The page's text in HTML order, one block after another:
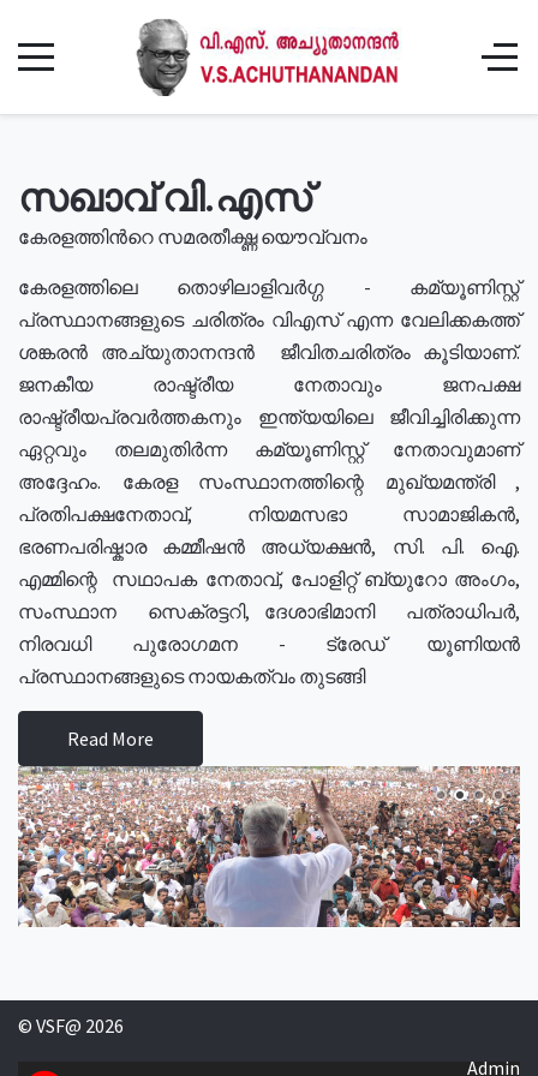
സഖാവ് വി.എസ്
കേരളത്തിൻറെ സമരതീക്ഷ്ണ യൌവ്വനം
കേരളത്തിലെ തൊഴിലാളിവർഗ്ഗ - കമ്യൂണിസ്റ്റ്
പ്രസ്ഥാനങ്ങളുടെ ചരിത്രം വിഎസ് എന്ന വേലിക്കകത്ത്
ശങ്കരൻ അച്യുതാനന്ദൻ ജീവിതചരിത്രം കൂടിയാണ്.
ജനകീയ രാഷ്ട്രീയ നേതാവും ജനപക്ഷ
രാഷ്ട്രീയപ്രവർത്തകനും ഇന്ത്യയിലെ ജീവിച്ചിരിക്കുന്ന
ഏറ്റവും തലമുതിർന്ന കമ്യൂണിസ്റ്റ് നേതാവുമാണ്
അദ്ദേഹം. കേരള സംസ്ഥാനത്തിന്റെ മുഖ്യമന്ത്രി ,
പ്രതിപക്ഷനേതാവ്, നിയമസഭാ സാമാജികൻ,
ഭരണപരിഷ്കാര കമ്മീഷൻ അധ്യക്ഷൻ, സി. പി. ഐ.
എമ്മിന്റെ സഥാപക നേതാവ്, പോളിറ്റ് ബ്യുറോ അംഗം,
സംസ്ഥാന സെക്രട്ടറി, ദേശാഭിമാനി പത്രാധിപർ,
നിരവധി പുരോഗമന - ട്രേഡ് യൂണിയൻ
പ്രസ്ഥാനങ്ങളുടെ നായകത്വം തുടങ്ങി
Read More
© VSF@ 2026
Admin